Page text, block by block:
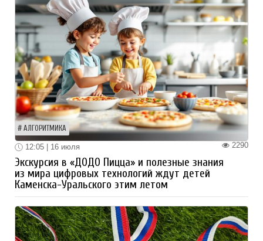
АЛГОРИТМИКА
2290
12:05 | 16 июля
Экскурсия в «ДОДО Пицца» и полезные знания
из мира цифровых технологий ждут детей
Каменска-Уральского этим летом